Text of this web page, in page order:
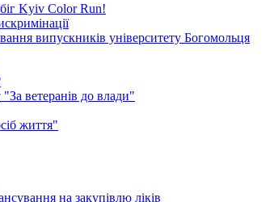
Kyiv Color Run!
випускників університету Богомольця
ветеранів до влади"
життя"
на закупівлю ліків